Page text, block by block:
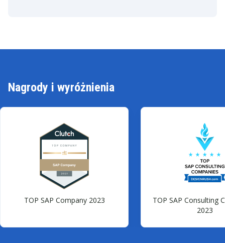
Nagrody i wyróżnienia
TOP SAP Company 2023
TOP SAP Consulting
2023